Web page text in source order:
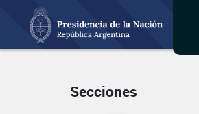
Secciones